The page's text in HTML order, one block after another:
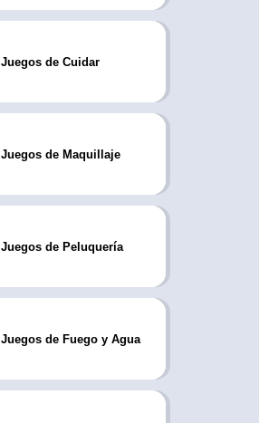
Juegos de Cuidar
Juegos de Maquillaje
Juegos de Peluquería
Juegos de Fuego y Agua